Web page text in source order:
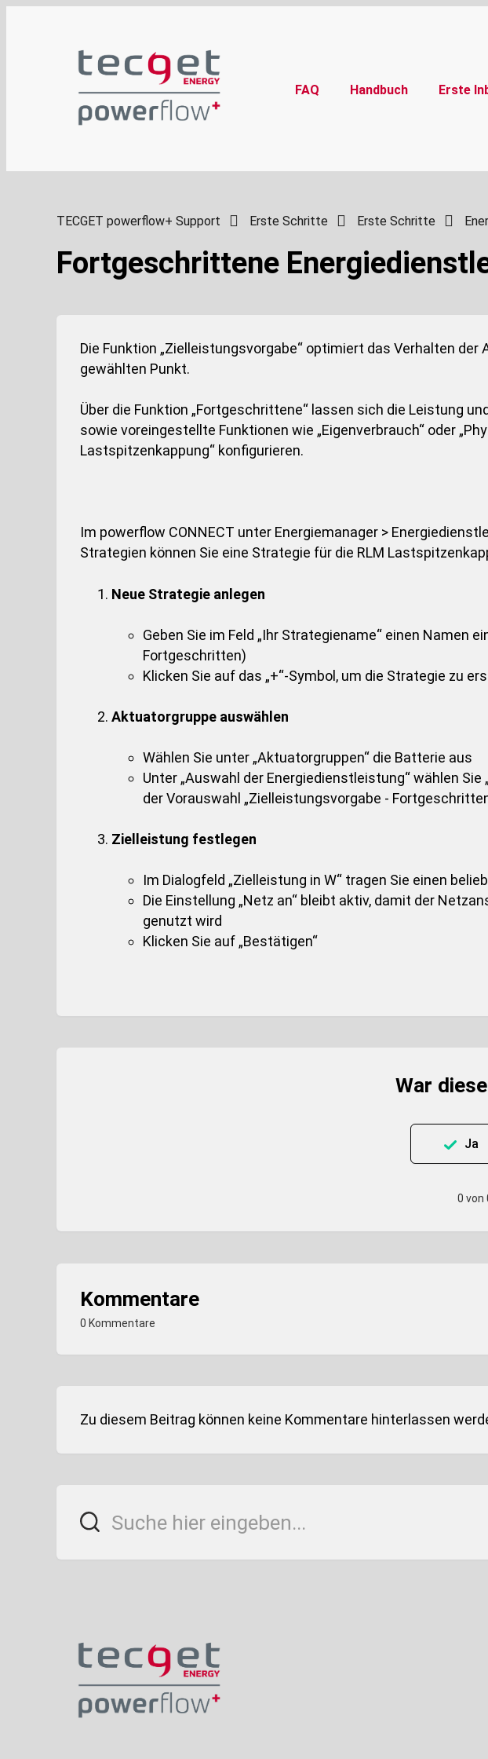
FAQ Handbuch Erste
TECGET powerflow+ Support Erste Schritte Erste Schritte
Fortgeschrittene
Die Funktion „Zielleistungsvorgabe“ optimiert das Verhalten der
gewählten Punkt.
Über die Funktion „Fortgeschrittene“ lassen sich die Leistung
sowie voreingestellte Funktionen wie „Eigenverbrauch“ oder
Lastspitzenkappung“ konfigurieren.
Im powerflow CONNECT unter Energiemanager >
Strategien können Sie eine Strategie für die RLM
Neue Strategie anlegen
Geben Sie im Feld „Ihr Strategiename“ einen Namen
Fortgeschritten)
Klicken Sie auf das „+“-Symbol, um die Strategie zu
Aktuatorgruppe auswählen
Wählen Sie unter „Aktuatorgruppen“ die Batterie aus
Unter „Auswahl der Energiedienstleistung“ wählen
der Vorauswahl „Zielleistungsvorgabe -
Zielleistung festlegen
Im Dialogfeld „Zielleistung in W“ tragen Sie einen
Die Einstellung „Netz an“ bleibt aktiv, damit der
genutzt wird
Klicken Sie auf „Bestätigen“
War
Ja
0 von
Kommentare
0 Kommentare
Zu diesem Beitrag können keine Kommentare hinterlassen